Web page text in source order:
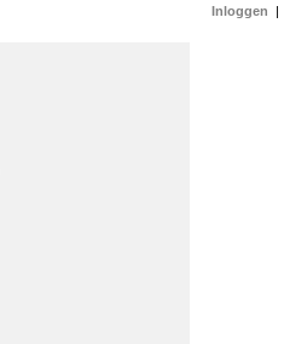
Inloggen |